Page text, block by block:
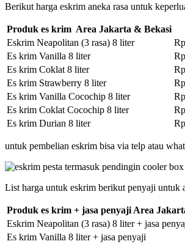
Berikut harga eskrim aneka rasa untuk
Produk es krim Area Jakarta & Bekasi
Eskrim Neapolitan (3 rasa) 8 liter
Es krim Vanilla 8 liter
Es krim Coklat 8 liter
Es krim Strawberry 8 liter
Es krim Vanilla Cocochip 8 liter
Es krim Coklat Cocochip 8 liter
Es krim Durian 8 liter
untuk pembelian eskrim bisa via telp atau
List harga untuk eskrim berikut penyaji untuk
Produk es krim + jasa penyaji Area
Eskrim Neapolitan (3 rasa) 8 liter + jasa
Es krim Vanilla 8 liter + jasa penyaji